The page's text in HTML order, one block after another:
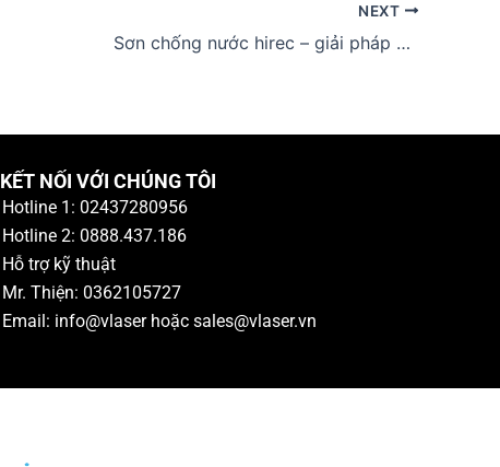
NEXT
Sơn chống nước hirec – giải pháp hoàn hảo cho bảo vệ công trình
KẾT NỐI VỚI CHÚNG TÔI
Hotline 1: 02437280956
Hotline 2: 0888.437.186
Hỗ trợ kỹ thuật
Mr. Thiện: 0362105727
Email: info@vlaser hoặc sales@vlaser.vn